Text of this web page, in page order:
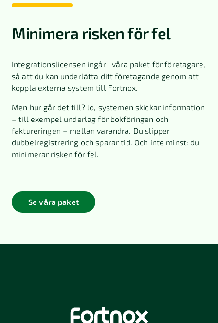
Minimera risken för fel
Integrationslicensen ingår i våra paket för företagare,
så att du kan underlätta ditt företagande genom att
koppla externa system till Fortnox.
Men hur går det till? Jo, systemen skickar information
– till exempel underlag för bokföringen och
faktureringen – mellan varandra. Du slipper
dubbelregistrering och sparar tid. Och inte minst: du
minimerar risken för fel.
Se våra paket